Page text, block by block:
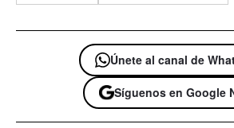
Únete al canal de
Síguenos en Google